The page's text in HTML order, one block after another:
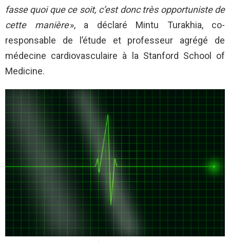
fasse quoi que ce soit, c’est donc très opportuniste de
cette manière», a déclaré Mintu Turakhia, co-
responsable de l’étude et professeur agrégé de
médecine cardiovasculaire à la Stanford School of
Medicine.